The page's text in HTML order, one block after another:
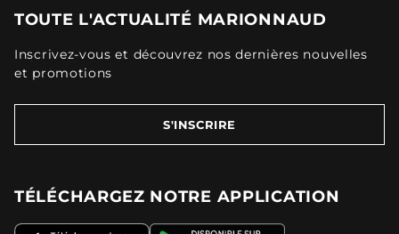
TOUTE L'ACTUALITÉ MARIONNAUD
Inscrivez-vous et découvrez nos dernières nouvelles
et promotions
S'INSCRIRE
TÉLÉCHARGEZ NOTRE APPLICATION